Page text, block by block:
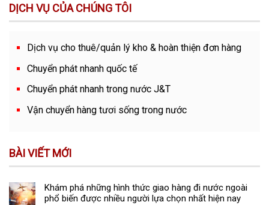
DỊCH VỤ CỦA CHÚNG TÔI
Dịch vụ cho thuê/quản lý kho & hoàn thiện đơn hàng
Chuyển phát nhanh quốc tế
Chuyển phát nhanh trong nước J&T
Vận chuyển hàng tươi sống trong nước
BÀI VIẾT MỚI
Khám phá những hình thức giao hàng đi nước ngoài
phổ biến được nhiều người lựa chọn nhất hiện nay